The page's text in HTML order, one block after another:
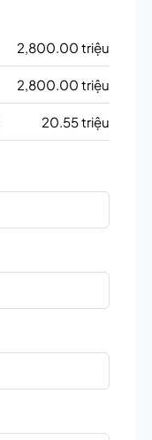
2,800.00 triệu
2,800.00 triệu
20.55 triệu